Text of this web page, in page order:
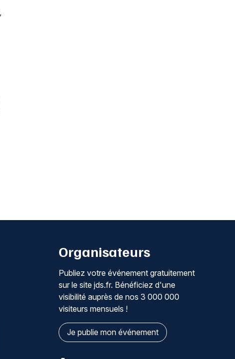
Organisateurs
Publiez votre événement gratuitement
sur le site jds.fr. Bénéficiez d'une
visibilité auprès de nos 3 000 000
visiteurs mensuels !
Je publie mon événement